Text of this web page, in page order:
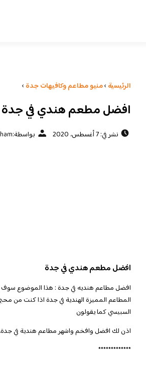
الرئيسية ›منيو مطاعم وكافيهات جدة ›
افضل مطعم هندي في جدة
نشر في: 7 أغسطس، 2020 بواسطة:
افضل مطعم هندي في جدة
افضل مطاعم هنديه في جدة : هذا الموضوع
المطاعم المميزة الهندية في جدة اذا كنت من
السبيسي كما يقولون
اذن لك افضل وافخم واشهر مطاعم هندية في جدة.
*************